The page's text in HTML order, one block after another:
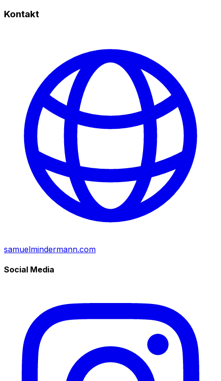
Kontakt
samuelmindermann.com
Social Media